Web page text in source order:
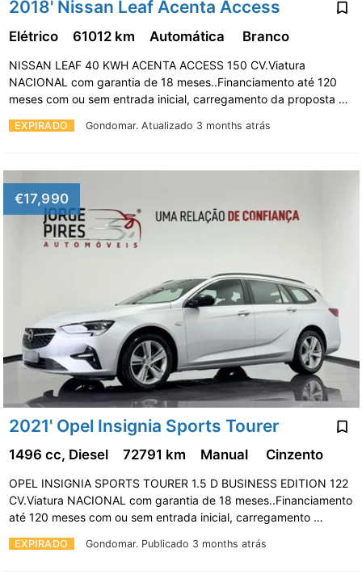
2018' Nissan Leaf Acenta Access
EXPIRADO Gondomar. Atualizado 3 months atrás
Elétrico 61012 km Automática Branco
NISSAN LEAF 40 KWH ACENTA ACCESS 150 CV.Viatura
NACIONAL com garantia de 18 meses..Financiamento até 120
meses com ou sem entrada inicial, carregamento da proposta …
€17,990
2021' Opel Insignia Sports Tourer
EXPIRADO Gondomar. Publicado 3 months atrás
1496 cc, Diesel 72791 km Manual Cinzento
OPEL INSIGNIA SPORTS TOURER 1.5 D BUSINESS EDITION 122
CV.Viatura NACIONAL com garantia de 18 meses..Financiamento
até 120 meses com ou sem entrada inicial, carregamento …